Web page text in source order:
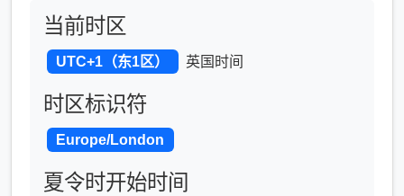
当前时区
UTC+1（东1区） 英国时间
时区标识符
Europe/London
夏令时开始时间